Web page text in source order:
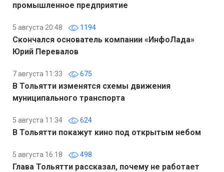
промышленное предприятие
5 августа 20:48 1194
Скончался основатель компании «ИнфоЛада»
Юрий Перевалов
7 августа 11:33 675
В Тольятти изменятся схемы движения
муниципального транспорта
5 августа 11:34 624
В Тольятти покажут кино под открытым небом
5 августа 16:18 498
Глава Тольятти рассказал, почему не работает